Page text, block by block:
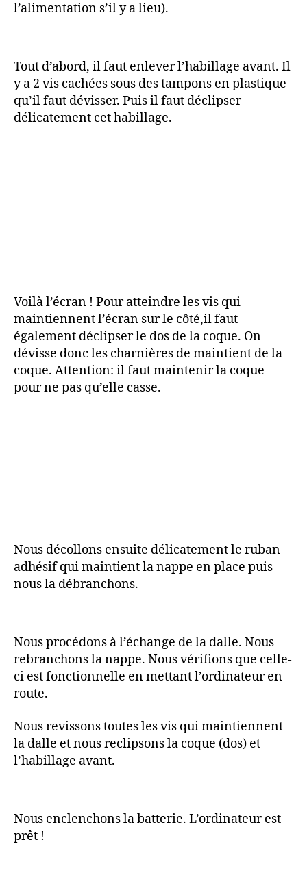
l’alimentation s’il y a lieu).
Tout d’abord, il faut enlever l’habillage avant. Il
y a 2 vis cachées sous des tampons en plastique
qu’il faut dévisser. Puis il faut déclipser
délicatement cet habillage.
Voilà l’écran ! Pour atteindre les vis qui
maintiennent l’écran sur le côté,il faut
également déclipser le dos de la coque. On
dévisse donc les charnières de maintient de la
coque. Attention: il faut maintenir la coque
pour ne pas qu’elle casse.
Nous décollons ensuite délicatement le ruban
adhésif qui maintient la nappe en place puis
nous la débranchons.
Nous procédons à l’échange de la dalle. Nous
rebranchons la nappe. Nous vérifions que celle-
ci est fonctionnelle en mettant l’ordinateur en
route.
Nous revissons toutes les vis qui maintiennent
la dalle et nous reclipsons la coque (dos) et
l’habillage avant.
Nous enclenchons la batterie. L’ordinateur est
prêt !